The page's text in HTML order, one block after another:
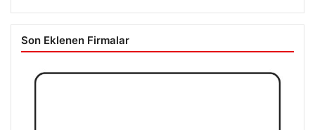
Son Eklenen Firmalar